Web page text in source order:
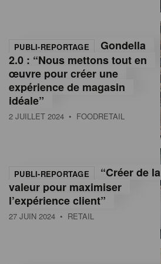
PUBLI-REPORTAGE
Gondella
2.0 : “Nous mettons tout en
œuvre pour créer une
expérience de magasin
idéale”
2 JUILLET 2024 • FOODRETAIL
PUBLI-REPORTAGE
“Créer de la
valeur pour maximiser
l’expérience client”
27 JUIN 2024 • RETAIL